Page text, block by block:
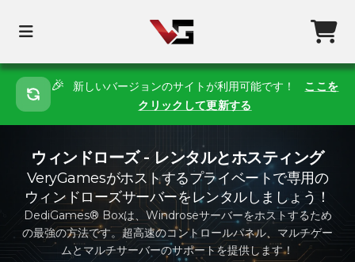
🎉 新しいバージョンのサイトが利用可能です！
ここを
クリックして更新する
ウィンドローズ - レンタルとホスティング
VeryGamesがホストするプライベートで専用の
ウィンドローズサーバーをレンタルしましょう！
DediGames® Boxは、Windroseサーバーをホストするため
の最強の方法です。超高速のコントロールパネル、マルチゲー
ムとマルチサーバーのサポートを提供します！